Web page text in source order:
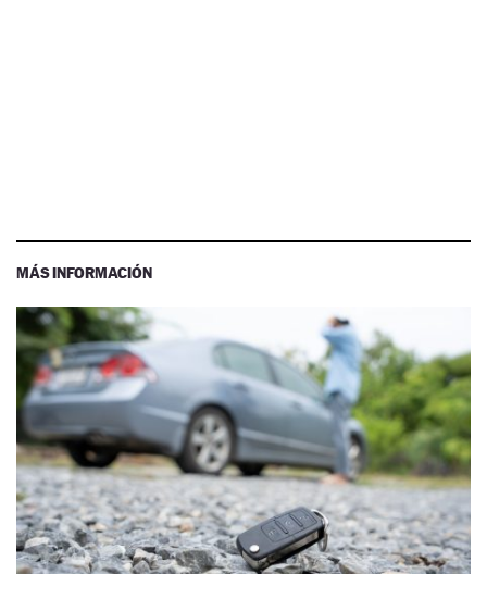
MÁS INFORMACIÓN